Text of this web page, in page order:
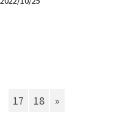
17 18 »